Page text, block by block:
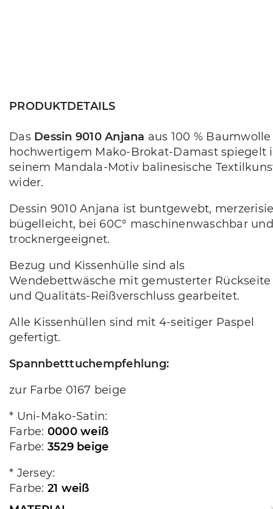
PRODUKTDETAILS
Das Dessin 9010 Anjana aus 100 %
hochwertigem Mako-Brokat-Damast spiegelt
seinem Mandala-Motiv balinesische
wider.
Dessin 9010 Anjana ist buntgewebt,
bügelleicht, bei 60C° maschinenwaschbar und
trocknergeeignet.
Bezug und Kissenhülle sind als
Wendebettwäsche mit gemusterter Rückseite
und Qualitäts-Reißverschluss gearbeitet.
Alle Kissenhüllen sind mit 4-seitiger Paspel
gefertigt.
Spannbetttuchempfehlung:
zur Farbe 0167 beige
* Uni-Mako-Satin:
Farbe: 0000 weiß
Farbe: 3529 beige
* Jersey:
Farbe: 21 weiß